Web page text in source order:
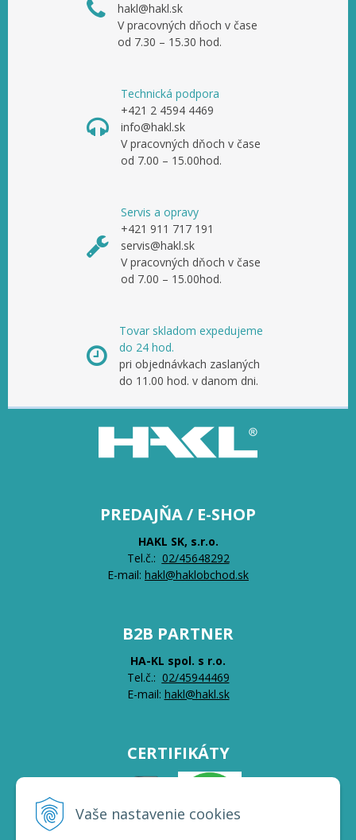
Vaše nastavenie cookies
hakl@hakl.sk
V pracovných dňoch v čase
od 7.30 – 15.30 hod.
Technická podpora
+421 2 4594 4469
info@hakl.sk
V pracovných dňoch v čase
od 7.00 – 15.00hod.
Servis a opravy
+421 911 717 191
servis@hakl.sk
V pracovných dňoch v čase
od 7.00 – 15.00hod.
Tovar skladom expedujeme
do 24 hod.
pri objednávkach zaslaných
do 11.00 hod. v danom dni.
PREDAJŇA / E-SHOP
HAKL SK, s.r.o.
Tel.č.: 02/45648292
E-mail: hakl@haklobchod.sk
B2B PARTNER
HA-KL spol. s r.o.
Tel.č.: 02/45944469
E-mail: hakl@hakl.sk
CERTIFIKÁTY